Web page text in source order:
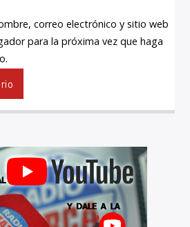
correo electrónico y sitio web
para la próxima vez que haga